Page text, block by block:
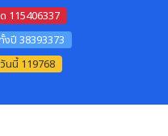
115406337
งปี 38393373
วันนี้ 119768